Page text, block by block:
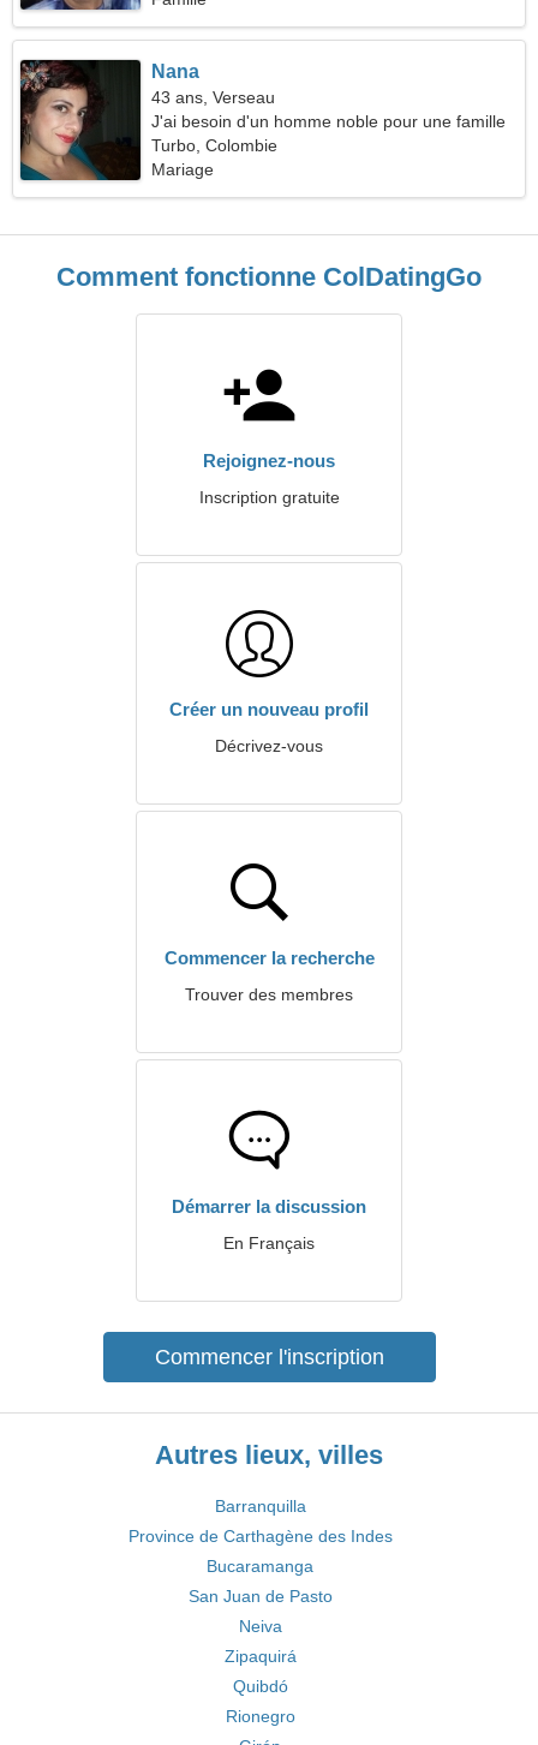
Nana
43 ans, Verseau
J'ai besoin d'un homme noble pour une famille
Turbo, Colombie
Mariage
Comment fonctionne ColDatingGo
Rejoignez-nous
Inscription gratuite
Créer un nouveau profil
Décrivez-vous
Commencer la recherche
Trouver des membres
Démarrer la discussion
En Français
Commencer l'inscription
Autres lieux, villes
Barranquilla
Province de Carthagène des Indes
Bucaramanga
San Juan de Pasto
Neiva
Zipaquirá
Quibdó
Rionegro